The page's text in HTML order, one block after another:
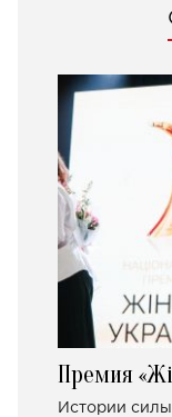
Премия
Истории